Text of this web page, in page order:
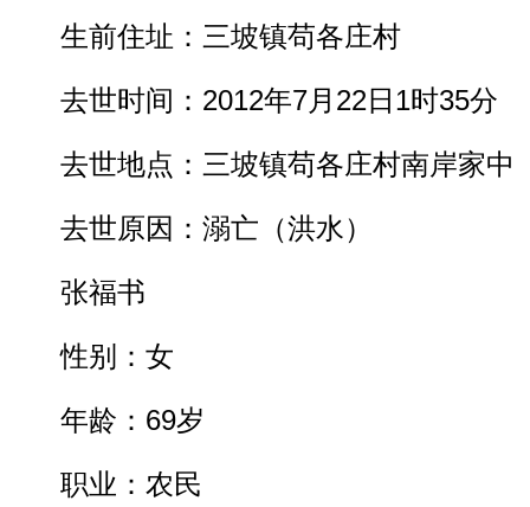
生前住址：三坡镇苟各庄村
去世时间：2012年7月22日1时35分
去世地点：三坡镇苟各庄村南岸家中
去世原因：溺亡（洪水）
张福书
性别：女
年龄：69岁
职业：农民